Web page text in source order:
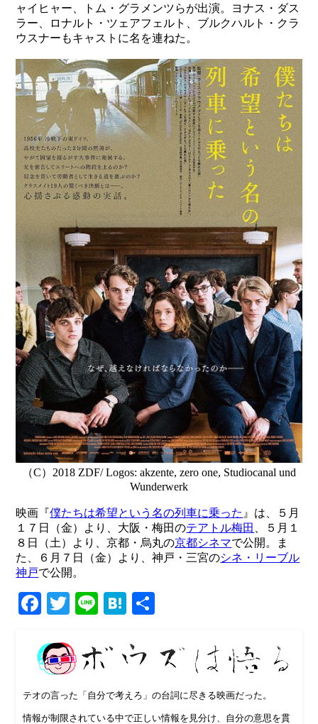
ャイヒャー、トム・グラメンツらが出演。ヨナス・ダス
ラー、ロナルト・ツェアフェルト、ブルクハルト・クラ
ウスナーもキャストに名を連ねた。
（C）2018 ZDF/ Logos: akzente, zero one, Studiocanal und
Wunderwerk
映画『僕たちは希望という名の列車に乗った 』は、５月
１７日（金）より、大阪・梅田のテアトル梅田 、５月１
８日（土）より、京都・烏丸の京都シネマで公開。ま
た、６月７日（金）より、神戸・三宮のシネ・リーブル
神戸で公開。
Facebook
TwitterLineHatena
テオの言った「自分で考えろ」の台詞に尽きる映画だった。
情報が制限されている中で正しい情報を見分け、自分の意思を貫